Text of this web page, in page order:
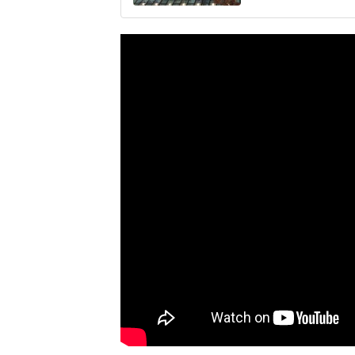
いた長打力を評価